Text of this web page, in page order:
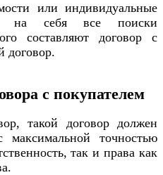
или индивидуальные
на себя все поиски
составляют договор с
договор.
с покупателем
такой договор должен
максимальной точностью
так и права как